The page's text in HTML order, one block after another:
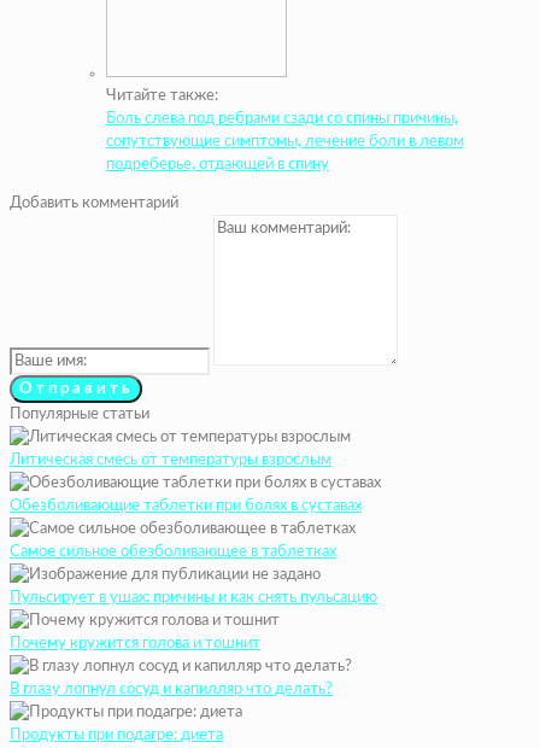
Читайте также:
Боль слева под ребрами сзади со спины причины,
сопутствующие симптомы, лечение боли в левом
подреберье, отдающей в спину
Добавить комментарий
Популярные статьи
Литическая смесь от температуры взрослым
Обезболивающие таблетки при болях в суставах
Самое сильное обезболивающее в таблетках
Пульсирует в ушах: причины и как снять пульсацию
Почему кружится голова и тошнит
В глазу лопнул сосуд и капилляр что делать?
Продукты при подагре: диета